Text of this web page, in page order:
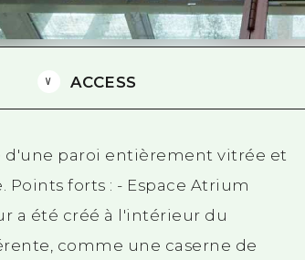
ACCESS
d'une paroi entièrement vitrée et
forts : - Espace Atrium
a été créé à l'intérieur du
comme une caserne de